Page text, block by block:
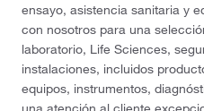
ensayo, asistencia sanitaria y
con nosotros para una
laboratorio, Life Sciences,
instalaciones, incluidos
equipos, instrumentos,